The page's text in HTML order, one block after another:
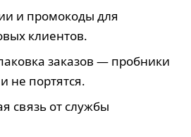
и промокоды для
клиентов.
заказов — пробники
не портятся.
связь от службы